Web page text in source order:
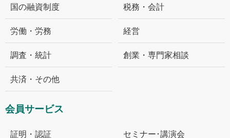
国の融資制度 税務・会計
労働・労務 経営
調査・統計 創業・専門家相談
共済・その他
会員サービス
証明・認証 セミナー･講演会